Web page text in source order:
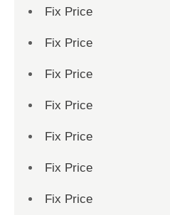
Fix Price
Fix Price
Fix Price
Fix Price
Fix Price
Fix Price
Fix Price